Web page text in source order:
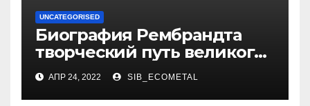
UNCATEGORISED
Биография Рембрандта
творческий путь великого
художника
АПР 24, 2022 SIB_ECOMETAL